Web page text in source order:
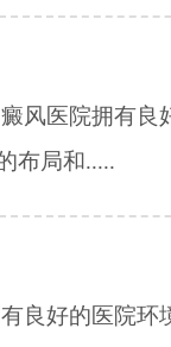
风医院拥有
布局和.....
良好的医院环